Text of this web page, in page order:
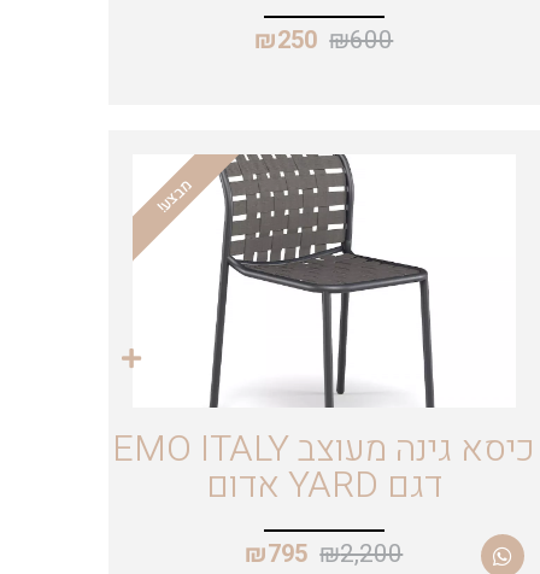
₪600
₪250
מבצע!
כיסא גינה מעוצב EMO ITALY
דגם YARD אדום
₪2,200
₪795